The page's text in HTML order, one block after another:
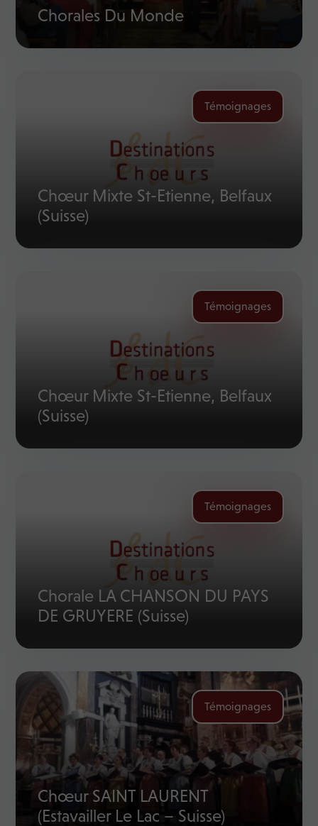
Chorales Du Monde
Témoignages
Chœur Mixte St-Etienne, Belfaux
(Suisse)
Témoignages
Chœur Mixte St-Etienne, Belfaux
(Suisse)
Témoignages
Chorale LA CHANSON DU PAYS
DE GRUYERE (Suisse)
Témoignages
Chœur SAINT LAURENT
(Estavailler Le Lac – Suisse)